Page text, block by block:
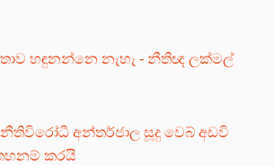
හඳුනන්නෙ නැහැ - නීතිඥ ලක්මල්
නීතිවිරෝධී අන්තර්ජාල සූදු වෙබ් අඩවි
කරයි